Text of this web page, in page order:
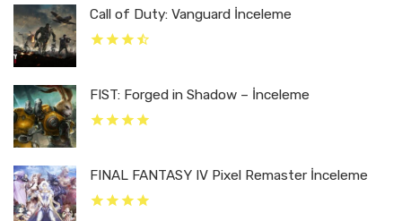
Call of Duty: Vanguard İnceleme
FIST: Forged in Shadow – İnceleme
FINAL FANTASY IV Pixel Remaster İnceleme